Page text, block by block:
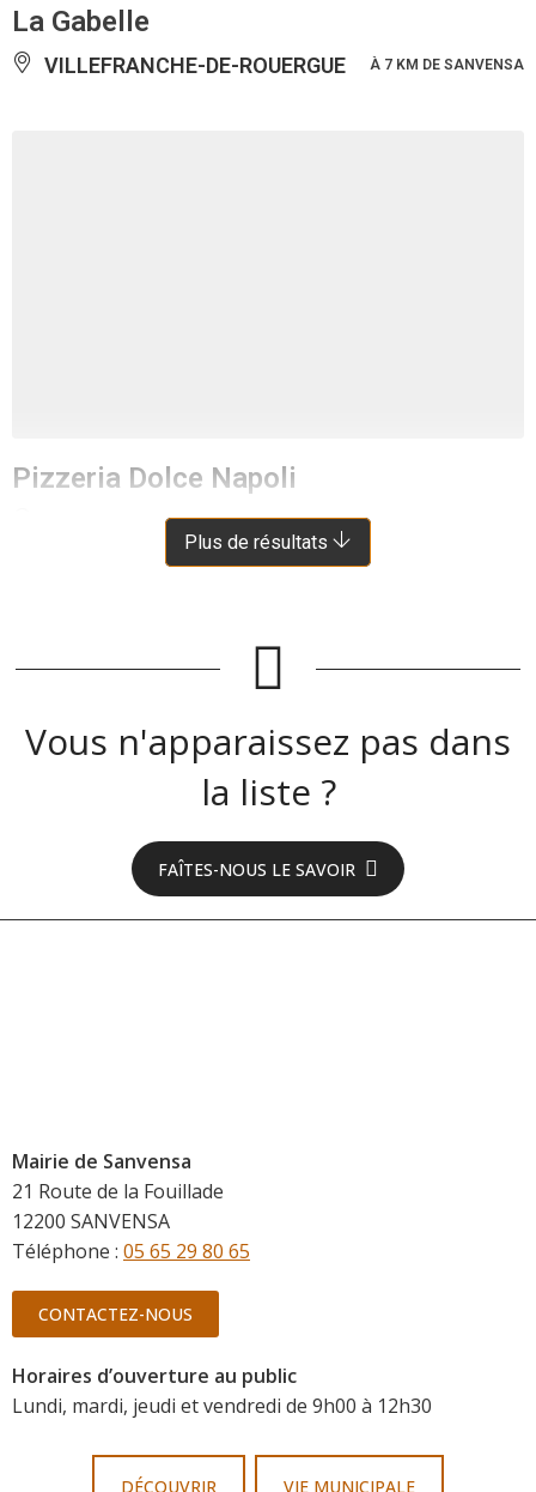
La Gabelle
VILLEFRANCHE-DE-ROUERGUE À 7 KM DE SANVENSA
Pizzeria Dolce Napoli
VILLEFRANCHE-DE-ROUERGUE À 7 KM DE SANVENSA
Plus de résultats
Vous n'apparaissez pas dans
la liste ?
FAÎTES-NOUS LE SAVOIR
Mairie de Sanvensa
21 Route de la Fouillade
12200 SANVENSA
Téléphone : 05 65 29 80 65
CONTACTEZ-NOUS
Horaires d’ouverture au public
Lundi, mardi, jeudi et vendredi de 9h00 à 12h30
DÉCOUVRIR VIE MUNICIPALE